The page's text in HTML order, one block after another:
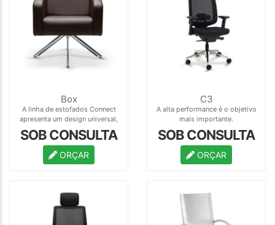
Box
A linha de estofados Connect
apresenta um design universal,
com construção simples e
prática, trazendo conforto de
modo inteligente para espaços
de lounge e estar em geral.
SOB CONSULTA
ORÇAR
C3
A alta performance é o objetivo
mais importante.
SOB CONSULTA
ORÇAR